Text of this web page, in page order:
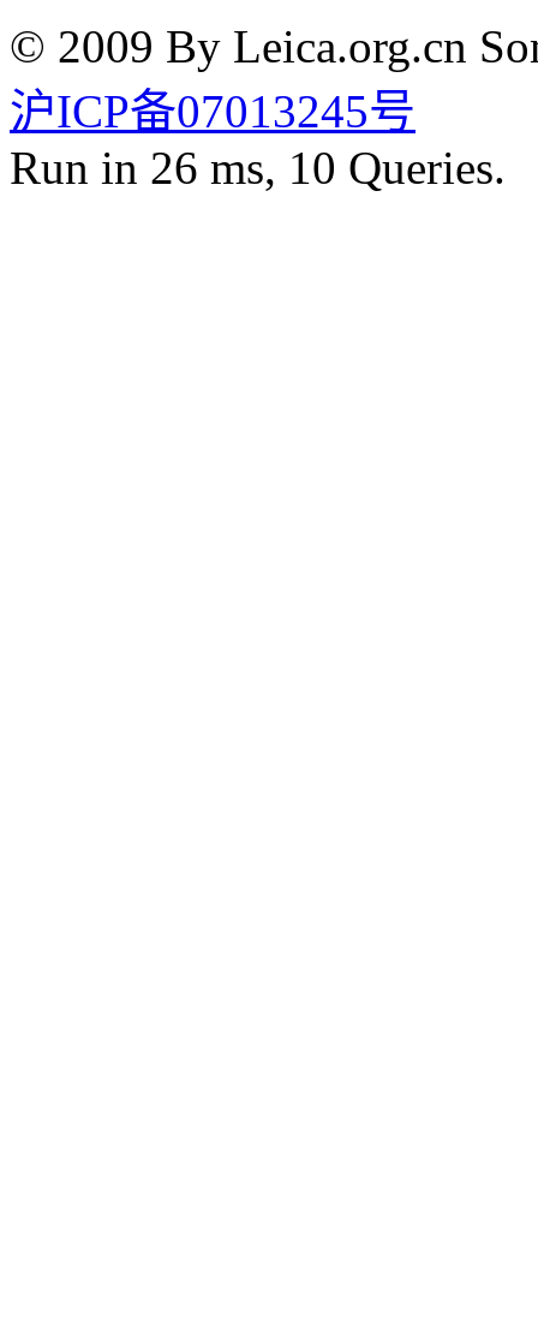
© 2009 By Leica.org.cn
沪ICP备07013245号
Run in 26 ms, 10 Queries.